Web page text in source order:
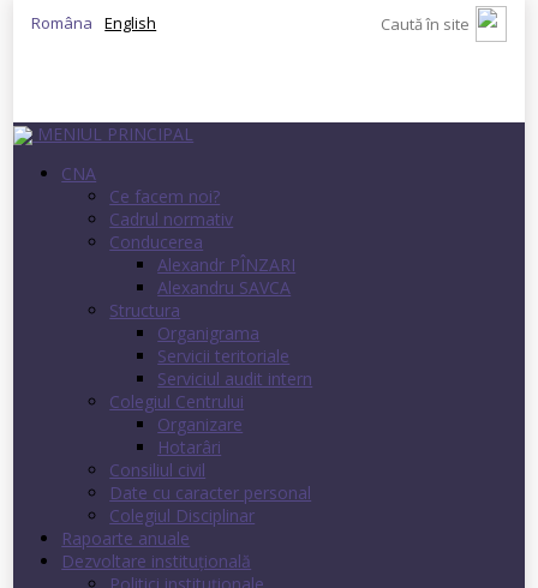
Româna English
MENIUL PRINCIPAL
CNA
Ce facem noi?
Cadrul normativ
Conducerea
Alexandr PÎNZARI
Alexandru SAVCA
Structura
Organigrama
Servicii teritoriale
Serviciul audit intern
Colegiul Centrului
Organizare
Hotarâri
Consiliul civil
Date cu caracter personal
Colegiul Disciplinar
Rapoarte anuale
Dezvoltare instituţională